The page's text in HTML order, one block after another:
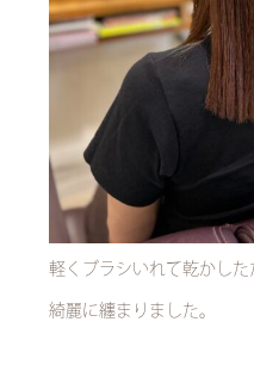
軽くブラシいれて乾かし
綺麗に纏まりました。